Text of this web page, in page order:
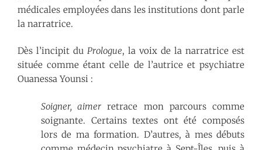
médicales employées dans les institutions dont parle
la narratrice.
Dès l’incipit du Prologue, la voix de la narratrice est
située comme étant celle de l’autrice et psychiatre
Ouanessa Younsi :
Soigner, aimer retrace mon parcours comme
soignante. Certains textes ont été composés
lors de ma formation. D’autres, à mes débuts